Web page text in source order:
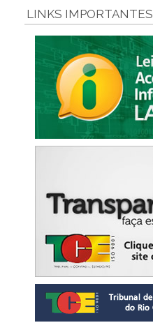
LINKS IMPORTANTES